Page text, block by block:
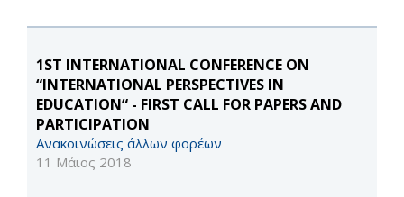
1ST INTERNATIONAL CONFERENCE ON
“INTERNATIONAL PERSPECTIVES IN
EDUCATION“ - FIRST CALL FOR PAPERS AND
PARTICIPATION
Ανακοινώσεις άλλων φορέων
11 Μάιος 2018